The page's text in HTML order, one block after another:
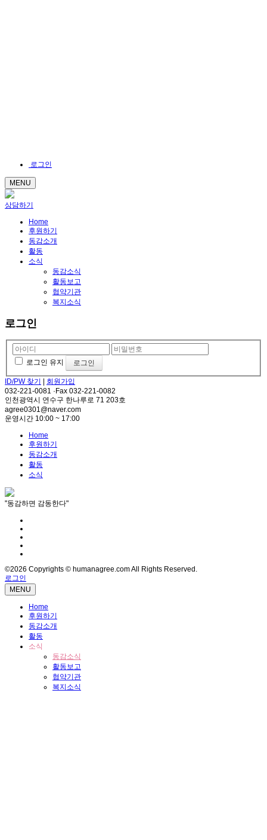
로그인
MENU
상담하기
Home
후원하기
동감소개
활동
소식
동감소식
활동보고
협약기관
복지소식
로그인
로그인 유지
ID/PW 찾기 | 회원가입
032-221-0081 ·Fax 032-221-0082
인천광역시 연수구 한나루로 71 203호
agree0301@naver.com
운영시간 10:00 ~ 17:00
Home
후원하기
동감소개
활동
소식
"동감하면 감동한다"
©2026 Copyrights © humanagree.com All Rights Reserved.
로그인
MENU
Home
후원하기
동감소개
활동
소식
동감소식
활동보고
협약기관
복지소식